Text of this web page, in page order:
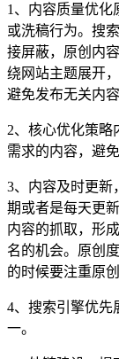
1、内容质量优化
或洗稿行为。搜
接屏蔽，原创内
绕网站主题展开
避免发布无关内
2、核心优化策略
需求的内容，避
3、内容及时更新
期或者是每天更
内容的抓取，形
名的机会。原创
的时候要注重原创
4、搜索引擎优先
一。